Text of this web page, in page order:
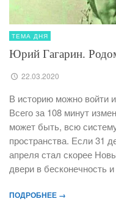
ТЕМА ДНЯ
Юрий Гагарин.
22.03.2020
В историю можно войти
Всего за 108 минут
может быть, всю
пространства. Если 31
апреля стал скорее
двери в бесконечность
ПОДРОБНЕЕ →